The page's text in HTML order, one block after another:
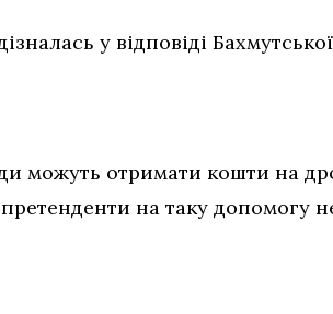
у відповіді
можуть отримати кошти на
на таку допомогу